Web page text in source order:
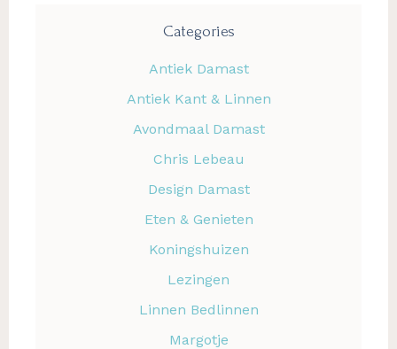
Categories
Antiek Damast
Antiek Kant & Linnen
Avondmaal Damast
Chris Lebeau
Design Damast
Eten & Genieten
Koningshuizen
Lezingen
Linnen Bedlinnen
Margotje